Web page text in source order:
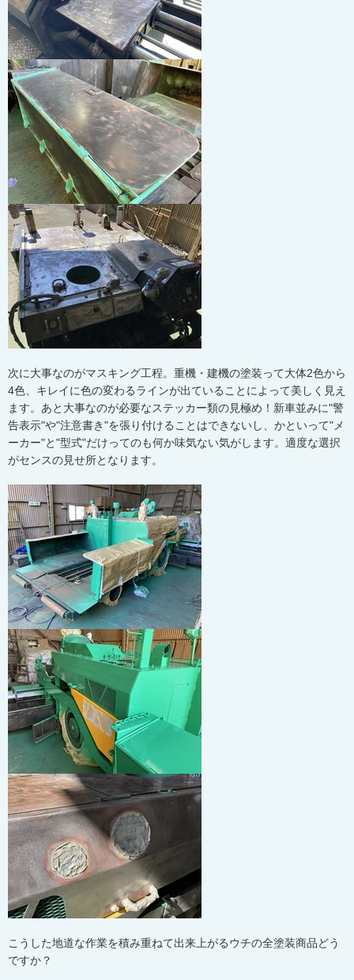
次に大事なのがマスキング工程。重機・建機の塗装って大体2色から
4色、キレイに色の変わるラインが出ていることによって美しく見え
ます。あと大事なのが必要なステッカー類の見極め！新車並みに"警
告表示"や"注意書き"を張り付けることはできないし、かといって"メ
ーカー"と"型式"だけってのも何か味気ない気がします。適度な選択
がセンスの見せ所となります。
こうした地道な作業を積み重ねて出来上がるウチの全塗装商品どう
ですか？